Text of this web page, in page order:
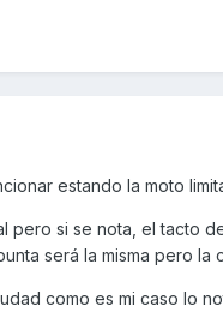
estando la moto
pero si se nota, el tacto
será la misma pero la
como es mi caso lo